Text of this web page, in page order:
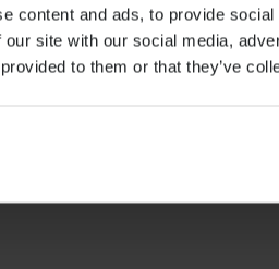
content and ads, to provide
our site with our social media,
to them or that they’ve